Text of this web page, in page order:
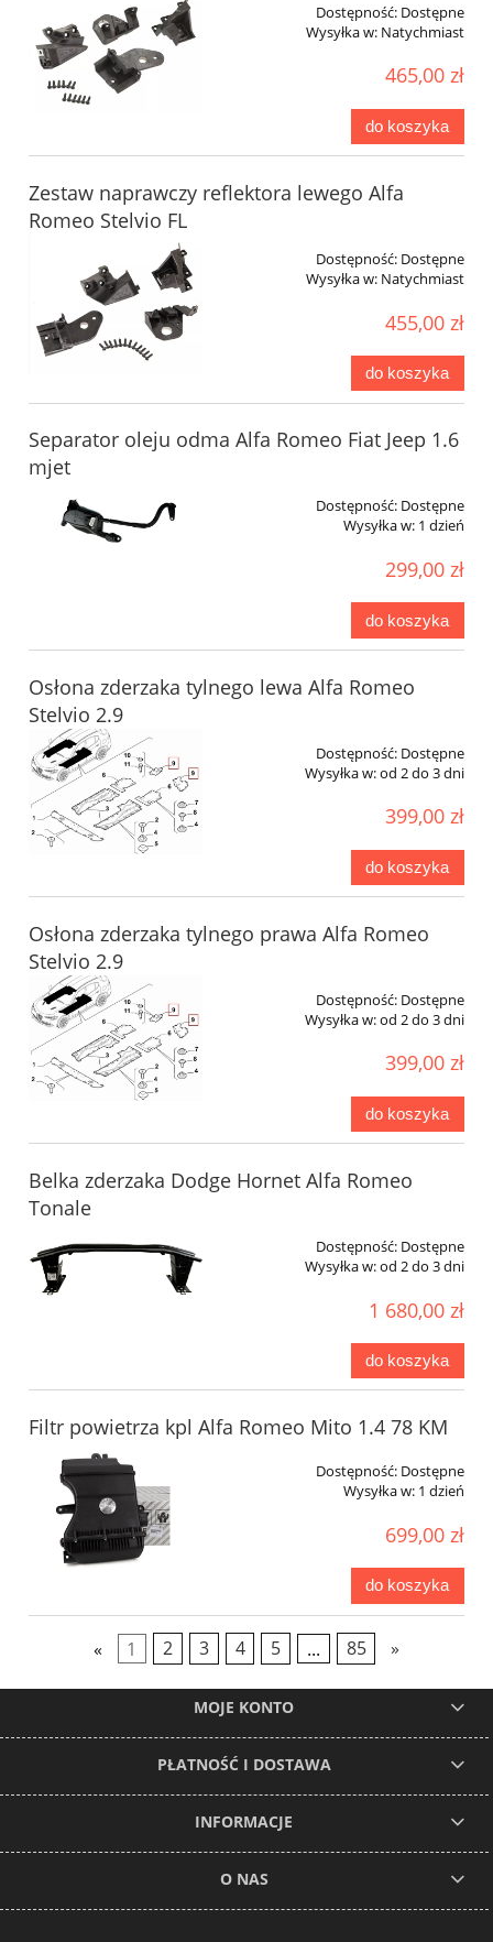
Dostępność: Dostępne
Wysyłka w: Natychmiast
465,00 zł
do koszyka
Zestaw naprawczy reflektora lewego Alfa
Romeo Stelvio FL
Dostępność: Dostępne
Wysyłka w: Natychmiast
455,00 zł
do koszyka
Separator oleju odma Alfa Romeo Fiat Jeep 1.6
mjet
Dostępność: Dostępne
Wysyłka w: 1 dzień
299,00 zł
do koszyka
Osłona zderzaka tylnego lewa Alfa Romeo
Stelvio 2.9
Dostępność: Dostępne
Wysyłka w:od 2 do 3 dni
399,00 zł
do koszyka
Osłona zderzaka tylnego prawa Alfa Romeo
Stelvio 2.9
Dostępność: Dostępne
Wysyłka w:od 2 do 3 dni
399,00 zł
do koszyka
Belka zderzaka Dodge Hornet Alfa Romeo
Tonale
Dostępność: Dostępne
Wysyłka w:od 2 do 3 dni
1 680,00 zł
do koszyka
Filtr powietrza kpl Alfa Romeo Mito 1.4 78 KM
Dostępność: Dostępne
Wysyłka w: 1 dzień
699,00 zł
do koszyka
« 1 2 3 4 5 ... 85 »
MOJE KONTO
PŁATNOŚĆ I DOSTAWA
INFORMACJE
O NAS